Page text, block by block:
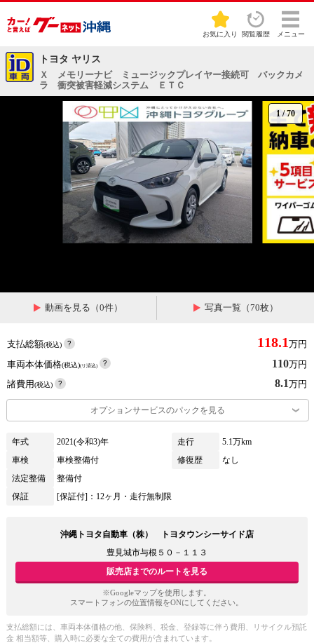
お気に入り 閲覧履歴 メニュー
トヨタ ヤリス
Ｘ メモリーナビ ミュージックプレイヤー接続可 バックカメ
ラ 衝突被害軽減システム ＥＴＣ
1 /70
動画を見る（0件） 写真一覧（70枚）
支払総額(税込) 118.1 万円
車両本体価格(税込)(リ済込) 110万円
諸費用(税込) 8.1万円
オプションサービスのパックを見る
年式 2021(令和3)年 走行
5.1万km
車検
車検整備付 修復歴
なし
法定整備
整備付
保証
[保証付]：12ヶ月・走行無制限
沖縄トヨタ自動車（株） トヨタウンシーサイド店
豊見城市与根５０－１１３
販売店までのルートを見る
※Googleマップを使用します。
スマートフォンの位置情報をONにしてください。
支払総額には、車両本体価格の他、保険料、税金、登録等に伴う費用、リサイクル預託
金 相当額等、購入時に必要な全ての費用が含まれています。